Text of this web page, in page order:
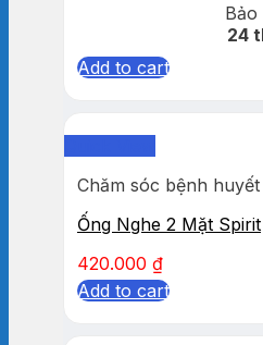
Bảo
24
Add to cart
Chăm sóc bệnh huyết
Ống Nghe 2 Mặt Spirit
420.000 ₫
Add to cart